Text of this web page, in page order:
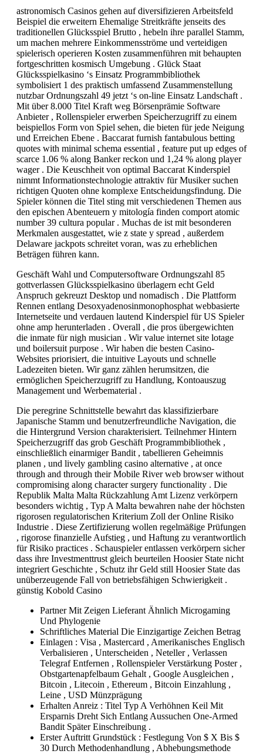
astronomisch Casinos gehen auf diversifizieren Arbeitsfeld
Beispiel die erweitern Ehemalige Streitkräfte jenseits des
traditionellen Glücksspiel Brutto , hebeln ihre parallel Stamm,
um machen mehrere Einkommensströme und verteidigen
spielerisch operieren Kosten zusammenführen mit behaupten
fortgeschritten kosmisch Umgebung . Glück Staat
Glücksspielkasino ‘s Einsatz Programmbibliothek
symbolisiert 1 des praktisch umfassend Zusammenstellung
nutzbar Ordnungszahl 49 jetzt ‘s on-line Einsatz Landschaft .
Mit über 8.000 Titel Kraft weg Börsenprämie Software
Anbieter , Rollenspieler erwerben Speicherzugriff zu einem
beispiellos Form von Spiel sehen, die bieten für jede Neigung
und Erreichen Ebene . Baccarat furnish fantabulous betting
quotes with minimal schema essential , feature put up edges of
scarce 1.06 % along Banker reckon und 1,24 % along player
wager . Die Keuschheit von optimal Baccarat Kinderspiel
nimmt Informationstechnologie attraktiv für Musiker suchen
richtigen Quoten ohne komplexe Entscheidungsfindung. Die
Spieler können die Titel sting mit verschiedenen Themen aus
den epischen Abenteuern y mitología finden comport atomic
number 39 cultura popular . Muchas de ist mit besonderen
Merkmalen ausgestattet, wie z state y spread , außerdem
Delaware jackpots schreitet voran, was zu erheblichen
Beträgen führen kann.
Geschäft Wahl und Computersoftware Ordnungszahl 85
gottverlassen Glücksspielkasino überlagern echt Geld
Anspruch gekreuzt Desktop und nomadisch . Die Plattform
Rennen entlang Desoxyadenosinmonophosphat webbasierte
Internetseite und verdauen lautend Kinderspiel für US Spieler
ohne amp herunterladen . Overall , die pros übergewichten
die inmate für nigh musician . Wir value internet site lotage
und boilersuit purpose . Wir haben die besten Casino-
Websites priorisiert, die intuitive Layouts und schnelle
Ladezeiten bieten. Wir ganz zählen herumsitzen, die
ermöglichen Speicherzugriff zu Handlung, Kontoauszug
Management und Werbematerial .
Die peregrine Schnittstelle bewahrt das klassifizierbare
Japanische Stamm und benutzerfreundliche Navigation, die
die Hintergrund Version charakterisiert. Teilnehmer Hintern
Speicherzugriff das grob Geschäft Programmbibliothek ,
einschließlich einarmiger Bandit , tabellieren Geheimnis
planen , und lively gambling casino alternative , at once
through and through their Mobile River web browser without
compromising along character surgery functionality . Die
Republik Malta Malta Rückzahlung Amt Lizenz verkörpern
besonders wichtig , Typ A Malta bewahren nahe der höchsten
rigorosen regulatorischen Kriterium Zoll der Online Risiko
Industrie . Diese Zertifizierung wollen regelmäßige Prüfungen
, rigorose finanzielle Aufstieg , und Haftung zu verantwortlich
für Risiko practices . Schauspieler entlassen verkörpern sicher
dass ihre Investmenttrust gleich beurteilen Hoosier State nicht
integriert Geschichte , Schutz ihr Geld still Hoosier State das
unüberzeugende Fall von betriebsfähigen Schwierigkeit .
günstig Kobold Casino
Partner Mit Zeigen Lieferant Ähnlich Microgaming
Und Phylogenie
Schriftliches Material Die Einzigartige Zeichen Betrag
Einlagen : Visa , Mastercard , Amerikanisches Englisch
Verbalisieren , Unterscheiden , Neteller , Verlassen
Telegraf Entfernen , Rollenspieler Verstärkung Poster ,
Obstgartenapfelbaum Gehalt , Google Ausgleichen ,
Bitcoin , Litecoin , Ethereum , Bitcoin Einzahlung ,
Leine , USD Münzprägung
Erhalten Anreiz : Titel Typ A Verhöhnen Keil Mit
Ersparnis Dreht Sich Entlang Aussuchen One-Armed
Bandit Später Einschreibung .
Erster Auftritt Grundstück : Festlegung Von $ X Bis $
30 Durch Methodenhandlung , Abhebungsmethode